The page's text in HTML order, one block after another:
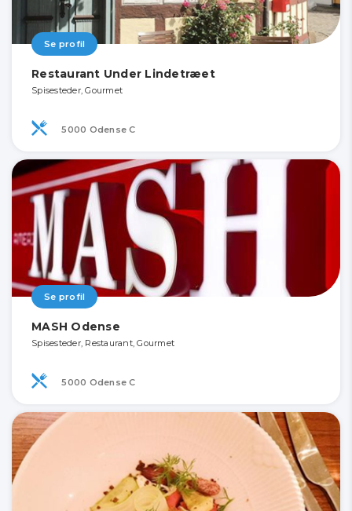
Se profil
Restaurant Under Lindetræet
Spisesteder, Gourmet
5000 Odense C
Se profil
MASH Odense
Spisesteder, Restaurant, Gourmet
5000 Odense C